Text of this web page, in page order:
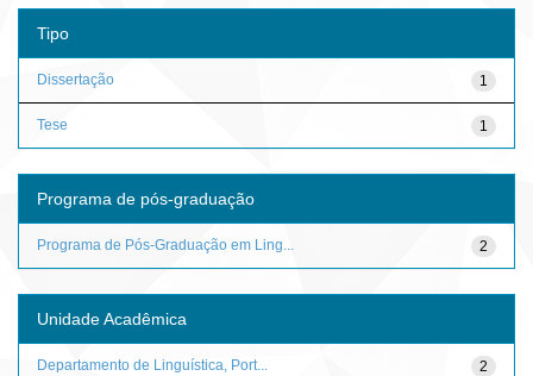
Tipo
1
Dissertação
1
Tese
Programa de pós-graduação
2
Programa de Pós-Graduação em Ling...
Unidade Acadêmica
2
Departamento de Linguística, Port...